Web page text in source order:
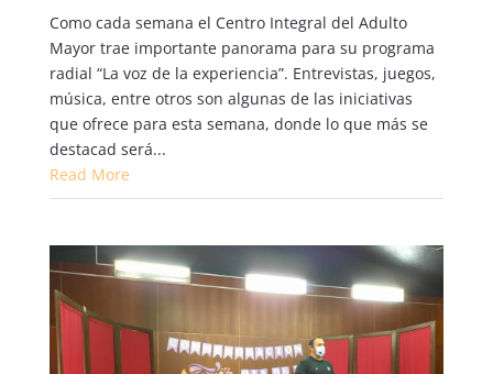
Como cada semana el Centro Integral del Adulto
Mayor trae importante panorama para su programa
radial “La voz de la experiencia”. Entrevistas, juegos,
música, entre otros son algunas de las iniciativas
que ofrece para esta semana, donde lo que más se
destacad será...
Read More